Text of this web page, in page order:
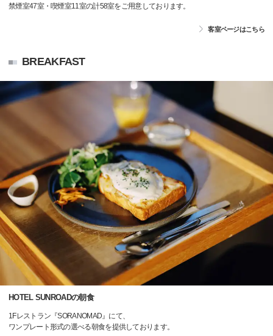
禁煙室47室・喫煙室11室の計58室をご用意しております。
客室ページはこちら
BREAKFAST
HOTEL SUNROADの朝食
1Fレストラン『SORANOMAD』にて、
ワンプレート形式の選べる朝食を提供しております。